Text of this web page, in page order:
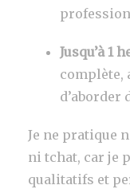
Jusqu’à 1
complète,
d’aborder
Je ne pratique
ni tchat, car je
qualitatifs et